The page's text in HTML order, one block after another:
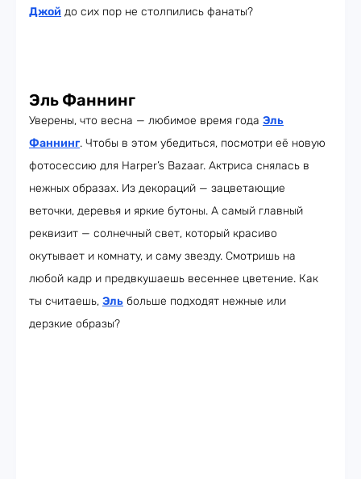
Джой до сих пор не столпились фанаты?
Эль Фаннинг
Уверены, что весна — любимое время года Эль
Фаннинг. Чтобы в этом убедиться, посмотри её новую
фотосессию для Harper’s Bazaar. Актриса снялась в
нежных образах. Из декораций — зацветающие
веточки, деревья и яркие бутоны. А самый главный
реквизит — солнечный свет, который красиво
окутывает и комнату, и саму звезду. Смотришь на
любой кадр и предвкушаешь весеннее цветение. Как
ты считаешь, Эль больше подходят нежные или
дерзкие образы?